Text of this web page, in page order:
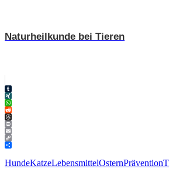
Naturheilkunde bei Tieren
Tumblr
XING
WhatsApp
Reddit
Threads
Print
Email
Copy
Link
Teilen
HundeKatzeLebensmittelOsternPrävention